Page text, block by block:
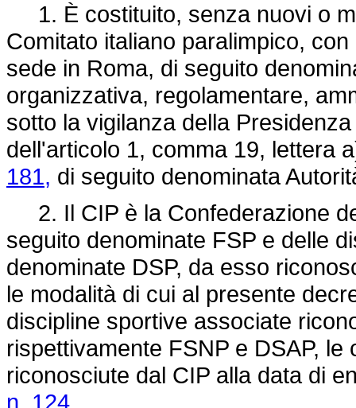
1. È costituito, senza nuovi o
Comitato italiano paralimpico,
sede in Roma, di seguito
organizzativa, regolamentare,
sotto la vigilanza della
dell'articolo 1, comma 19, lettera
181, di seguito denominata
2. Il CIP è la Confederazione
seguito denominate FSP e delle
denominate DSP, da esso
le modalità di cui al presente
discipline sportive associate
rispettivamente FSNP e DSAP,
riconosciute dal CIP alla data di
n. 124.